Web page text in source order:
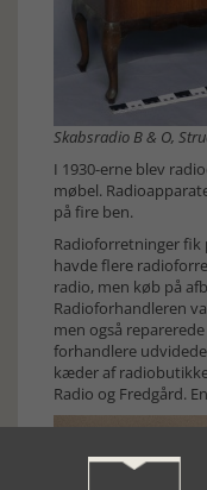
Skabsradio B & O,
I 1930-erne blev
møbel.
på fire ben.
Radioforretninger fik
havde flere
radio, men køb på
Radioforhandleren
men også
forhandlere
kæder af
Radio og Fredgård.